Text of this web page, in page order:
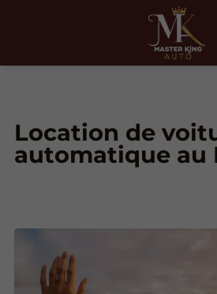
Location de
automatique au